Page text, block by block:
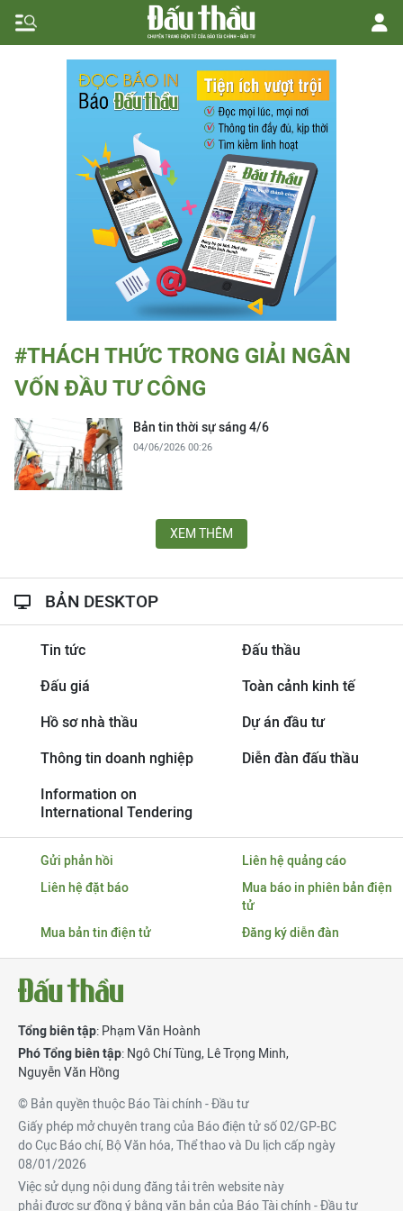
#THÁCH THỨC TRONG GIẢI NGÂN
VỐN ĐẦU TƯ CÔNG
Bản tin thời sự sáng 4/6
04/06/2026 00:26
XEM THÊM
BẢN DESKTOP
Tin tức Đấu thầu
Đấu giá Toàn cảnh kinh tế
Hồ sơ nhà thầu Dự án đầu tư
Thông tin doanh nghiệp Diễn đàn đấu thầu
Information on
International Tendering
Gửi phản hồi
Liên hệ quảng cáo
Liên hệ đặt báo
Mua báo in phiên bản điện
tử
Mua bản tin điện tử
Đăng ký diễn đàn
Tổng biên tập: Phạm Văn Hoành
Phó Tổng biên tập: Ngô Chí Tùng, Lê Trọng Minh,
Nguyễn Văn Hồng
© Bản quyền thuộc Báo Tài chính - Đầu tư
Giấy phép mở chuyên trang của Báo điện tử số 02/GP-BC
do Cục Báo chí, Bộ Văn hóa, Thể thao và Du lịch cấp ngày
08/01/2026
Việc sử dụng nội dung đăng tải trên website này
phải được sự đồng ý bằng văn bản của Báo Tài chính - Đầu tư